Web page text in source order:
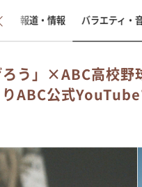
報道・情報 バラエティ・
う」×ABC高校野
ABC公式YouTube